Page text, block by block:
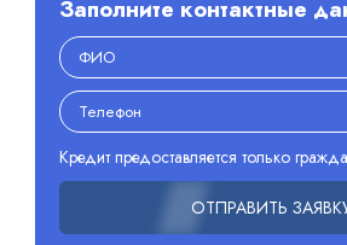
Заполните контактные
Кредит предоставляется только
ОТПРАВИТЬ